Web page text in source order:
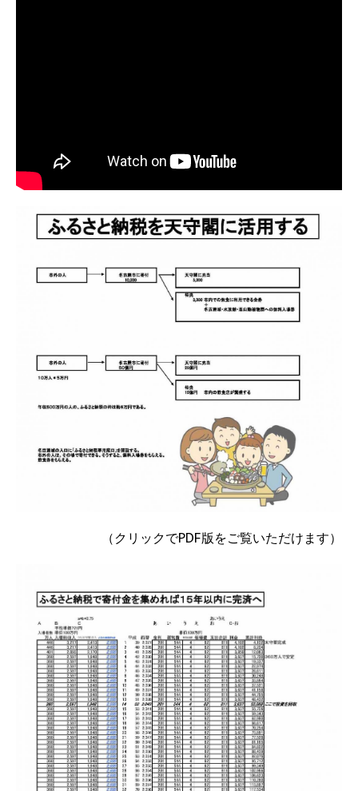
（クリックでPDF版をご覧いただけます）